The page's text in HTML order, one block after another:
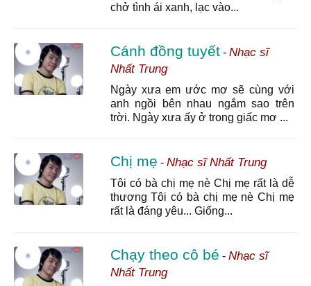
chở tình ái xanh, lạc vào...
Cánh đồng tuyết- Nhạc sĩ
Nhất Trung
Ngày xưa em ước mơ sẽ cùng với
anh ngồi bên nhau ngắm sao trên
trời. Ngày xưa ấy ở trong giấc mơ ...
Chị mẹ - Nhạc sĩ Nhất Trung
Tôi có bà chị mẹ nè Chị mẹ rất là dễ
thương Tôi có bà chị mẹ nè Chị mẹ
rất là đáng yêu... Giống...
Chạy theo cô bé - Nhạc sĩ
Nhất Trung